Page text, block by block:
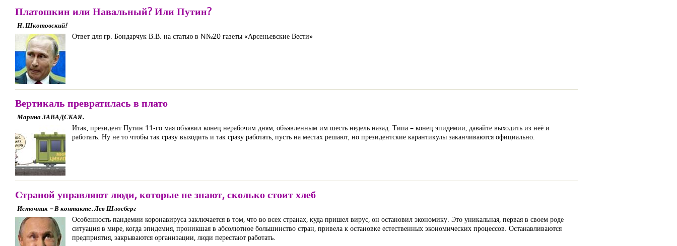
Платошкин или Навальный? Или Путин?
Н. Шкотовский!
Ответ для гр. Бондарчук В.В. на статью в N№20 газеты «Арсеньевские Вести»
Вертикаль превратилась в плато
Марина ЗАВАДСКАЯ.
Итак, президент Путин 11-го мая объявил конец нерабочим дням, объявленным им шесть недель назад. Типа – конец эпидемии, давайте выходить из неё и
работать. Ну не то чтобы так сразу выходить и так сразу работать, пусть на местах решают, но президентские карантикулы заканчиваются официально.
Страной управляют люди, которые не знают, сколько стоит хлеб
Источник – В контакте. Лев Шлосберг
Особенность пандемии коронавируса заключается в том, что во всех странах, куда пришел вирус, он остановил экономику. Это уникальная, первая в своем роде
ситуация в мире, когда эпидемия, проникшая в абсолютное большинство стран, привела к остановке естественных экономических процессов. Останавливаются
предприятия, закрываются организации, люди перестают работать.